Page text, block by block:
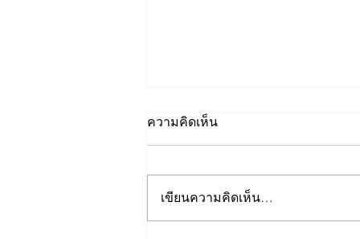
ความคิดเห็น
เขียนความคิดเห็น…